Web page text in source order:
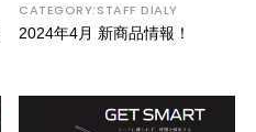
CATEGORY:STAFF DIALY
2024年4月 新商品情報！